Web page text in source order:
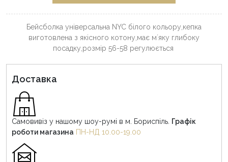
Бейсболка універсальна NYC білого кольору,кепка
виготовлена з якісного котону,має мʼяку глибоку
посадку,розмір 56-58 регулюється
Доставка
Самовивіз у нашому шоу-румі в м. Бориспіль. Графік
роботи магазина ПН-НД 10.00-19.00